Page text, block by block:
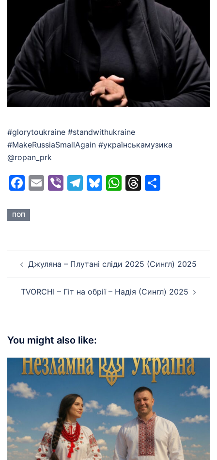
#glorytoukraine #standwithukraine
#MakeRussiaSmallAgain #українськамузика
@ropan_prk
Facebook
EmailViberTelegram
Bluesky
WhatsApp
Threads
ПОП
navigation
Джуляна – Плутані сліди 2025 (Сингл) 2025
TVORCHI – Гіт на обрії – Надія (Сингл) 2025
You might also like: